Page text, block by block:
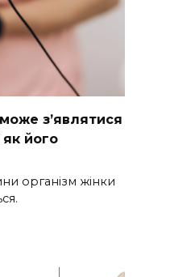
з’являтися
його
організм жінки